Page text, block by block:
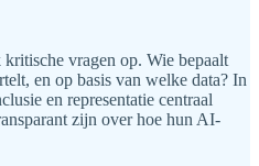
vragen op. Wie bepaalt
en op basis van welke data? In
en representatie centraal
zijn over hoe hun AI-